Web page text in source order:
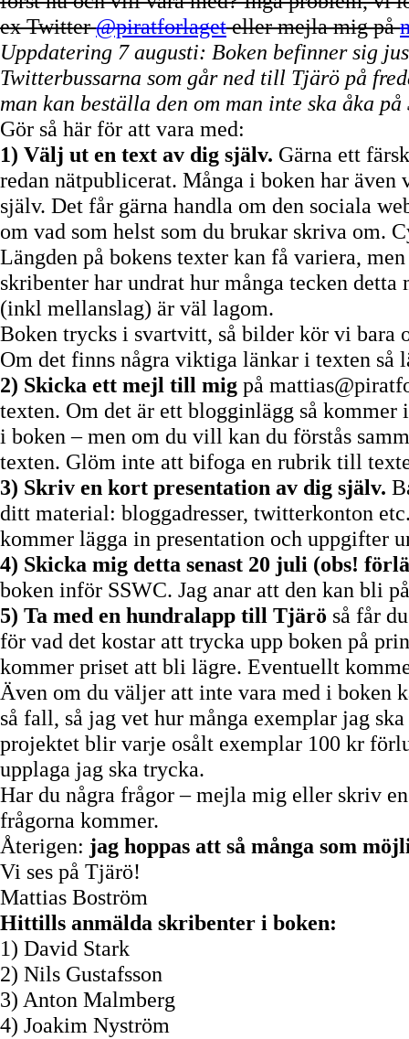
ex Twitter@piratforlageteller mejla mig på
Uppdatering 7 augusti: Boken befinner sig
Twitterbussarna som går ned till Tjärö på
man kan beställa den om man inte ska åka på
Gör så här för att vara med:
1) Välj ut en text av dig själv. Gärna ett
redan nätpublicerat. Många i boken har
själv. Det får gärna handla om den sociala
om vad som helst som du brukar skriva om.
Längden på bokens texter kan få variera,
skribenter har undrat hur många tecken
(inkl mellanslag) är väl lagom.
Boken trycks i svartvitt, så bilder kör vi bara
Om det finns några viktiga länkar i texten så
2) Skicka ett mejl till mig på
texten. Om det är ett blogginlägg så
i boken – men om du vill kan du förstås
texten. Glöm inte att bifoga en rubrik till
3) Skriv en kort presentation av dig själv.
ditt material: bloggadresser, twitterkonton
kommer lägga in presentation och uppgifter
4) Skicka mig detta senast 20 juli (obs!
boken inför SSWC. Jag anar att den kan bli
5) Ta med en hundralapp till Tjärö så får
för vad det kostar att trycka upp boken på
kommer priset att bli lägre. Eventuellt
Även om du väljer att inte vara med i boken
så fall, så jag vet hur många exemplar jag
projektet blir varje osålt exemplar 100 kr
upplaga jag ska trycka.
Har du några frågor – mejla mig eller skriv
frågorna kommer.
Återigen: jag hoppas att så många som
Vi ses på Tjärö!
Mattias Boström
Hittills anmälda skribenter i boken:
1) David Stark
2) Nils Gustafsson
3) Anton Malmberg
4) Joakim Nyström